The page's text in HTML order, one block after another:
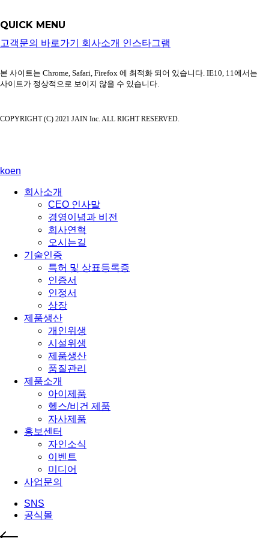
QUICK MENU
고객문의 바로가기 회사소개 인스타그램
본 사이트는 Chrome, Safari, Firefox 에 최적화 되어 있습니다. IE10, 11에서는
사이트가 정상적으로 보이지 않을 수 있습니다.
COPYRIGHT (C) 2021 JAIN Inc. ALL RIGHT RESERVED.
koen
회사소개
CEO 인사말
경영이념과 비전
회사연혁
오시는길
기술인증
특허 및 상표등록증
인증서
인정서
상장
제품생산
개인위생
시설위생
제품생산
품질관리
제품소개
아이제품
헬스/비건 제품
자사제품
홍보센터
자인소식
이벤트
미디어
사업문의
SNS
공식몰